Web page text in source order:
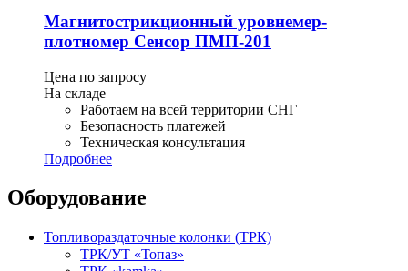
Магнитострикционный уровнемер-
плотномер Сенсор ПМП-201
Цена по запросу
На складе
Работаем на всей территории СНГ
Безопасность платежей
Техническая консультация
Подробнее
Оборудование
Топливораздаточные колонки (ТРК)
ТРК/УТ «Топаз»